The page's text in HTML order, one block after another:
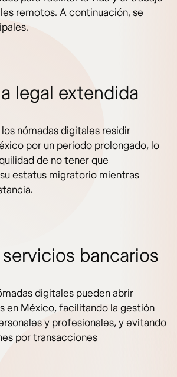
remotos. A continuación, se
legal extendida
nómadas digitales residir
por un período prolongado, lo
de no tener que
estatus migratorio mientras
bancarios
digitales pueden abrir
en México, facilitando la gestión
y profesionales, y evitando
por transacciones